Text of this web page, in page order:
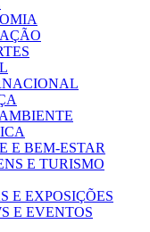
E BEM-ESTAR
E TURISMO
E EXPOSIÇÕES
E EVENTOS